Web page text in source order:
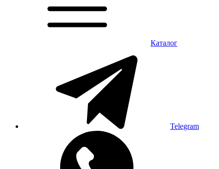
Каталог
Telegram